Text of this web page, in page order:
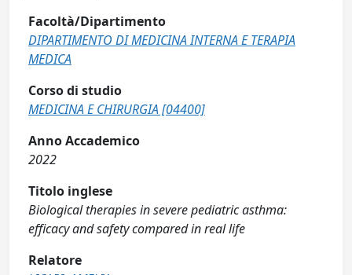
Facoltà/Dipartimento
DIPARTIMENTO DI MEDICINA INTERNA E TERAPIA
MEDICA
Corso di studio
MEDICINA E CHIRURGIA [04400]
Anno Accademico
2022
Titolo inglese
Biological therapies in severe pediatric asthma:
efficacy and safety compared in real life
Relatore